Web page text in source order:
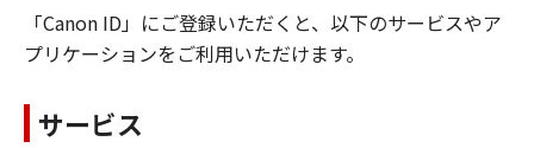
「Canon ID」にご登録いただくと、以下のサービスやア
プリケーションをご利用いただけます。
サービス